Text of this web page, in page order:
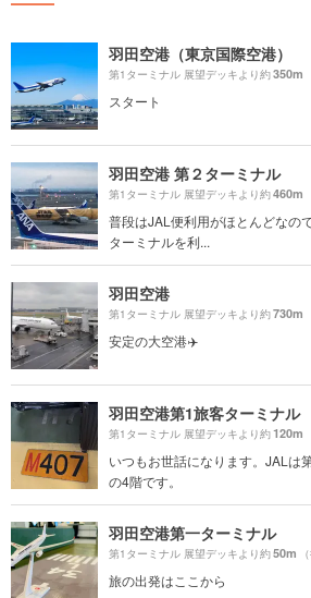
羽田空港（東京国際空港）
第1ターミナル 展望デッキより約350m
スタート
羽田空港 第２ターミナル
第1ターミナル 展望デッキより約460m
普段はJAL便利用がほとんどなの
ターミナルを利...
羽田空港
第1ターミナル 展望デッキより約730m
安定の大空港✈️
羽田空港第1旅客ターミナル
第1ターミナル 展望デッキより約120m
いつもお世話になります。JALは
の4階です。
羽田空港第一ターミナル
第1ターミナル 展望デッキより約50m
旅の出発はここから